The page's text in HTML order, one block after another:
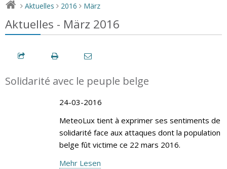
> Aktuelles > 2016 > März
Aktuelles - März 2016
Solidarité avec le peuple belge
24-03-2016
MeteoLux tient à exprimer ses sentiments de
solidarité face aux attaques dont la population
belge fût victime ce 22 mars 2016.
Mehr Lesen